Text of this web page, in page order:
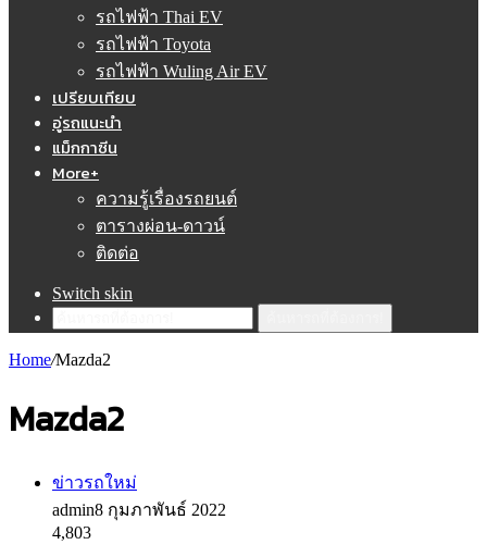
รถไฟฟ้า Thai EV
รถไฟฟ้า Toyota
รถไฟฟ้า Wuling Air EV
เปรียบเทียบ
อู่รถแนะนำ
แม็กกาซีน
More+
ความรู้เรื่องรถยนต์
ตารางผ่อน-ดาวน์
ติดต่อ
Switch skin
Home/Mazda2
Mazda2
ข่าวรถใหม่
admin8 กุมภาพันธ์ 2022
4,803